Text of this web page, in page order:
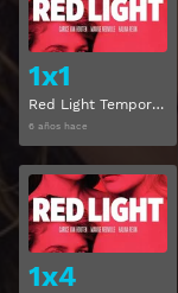
1x1
Red Light Temporada 1 Capitulo 1
6 años hace
1x4